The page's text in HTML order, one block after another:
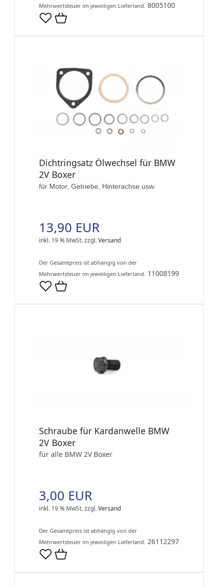
Mehrwertsteuer im jeweiligen Lieferland. 8005100
Dichtringsatz Ölwechsel für BMW
2V Boxer
für Motor, Getriebe, Hinterachse usw.
13,90 EUR
inkl. 19 % MwSt.zzgl.Versand
Der Gesamtpreis ist abhängig von der
Mehrwertsteuer im jeweiligen Lieferland. 11008199
Schraube für Kardanwelle BMW
2V Boxer
für alle BMW 2V Boxer
3,00 EUR
inkl. 19 % MwSt.zzgl.Versand
Der Gesamtpreis ist abhängig von der
Mehrwertsteuer im jeweiligen Lieferland. 26112297